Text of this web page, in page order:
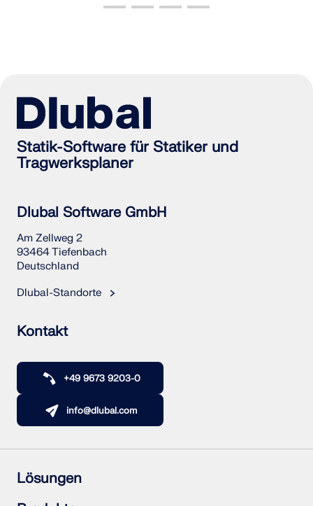
Statik-Software für Statiker und
Tragwerksplaner
Dlubal Software GmbH
Am Zellweg 2
93464 Tiefenbach
Deutschland
Dlubal-Standorte
Kontakt
+49 9673 9203-0
info@dlubal.com
Lösungen